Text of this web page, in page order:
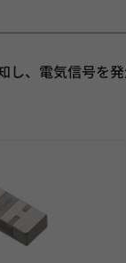
、電気信号を